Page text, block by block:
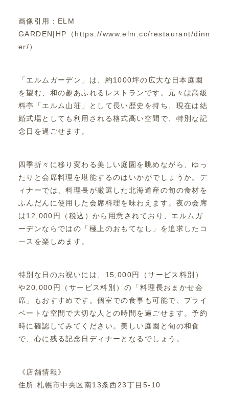
画像引用：ELM
GARDEN|HP（https://www.elm.cc/restaurant/dinn
er/）
「エルムガーデン」は、約1000坪の広大な日本庭園
を望む、和の趣あふれるレストランです。元々は高級
料亭「エルム山荘」として長い歴史を持ち、現在は結
婚式場としても利用される格式高い空間で、特別な記
念日を過ごせます。
四季折々に移り変わる美しい庭園を眺めながら、ゆっ
たりと会席料理を堪能するのはいかがでしょうか。デ
ィナーでは、料理長が厳選した北海道産の旬の食材を
ふんだんに使用した会席料理を味わえます。夜の会席
は12,000円（税込）から用意されており、エルムガ
ーデンならではの「極上のおもてなし」を追求したコ
ースを楽しめます。
特別な日のお祝いには、15,000円（サービス料別）
や20,000円（サービス料別）の「料理長おまかせ会
席」もおすすめです。個室での食事も可能で、プライ
ベートな空間で大切な人との時間を過ごせます。予約
時に確認してみてください。美しい庭園と旬の和食
で、心に残る記念日ディナーとなるでしょう。
《店舗情報》
住所:札幌市中央区南13条西23丁目5-10